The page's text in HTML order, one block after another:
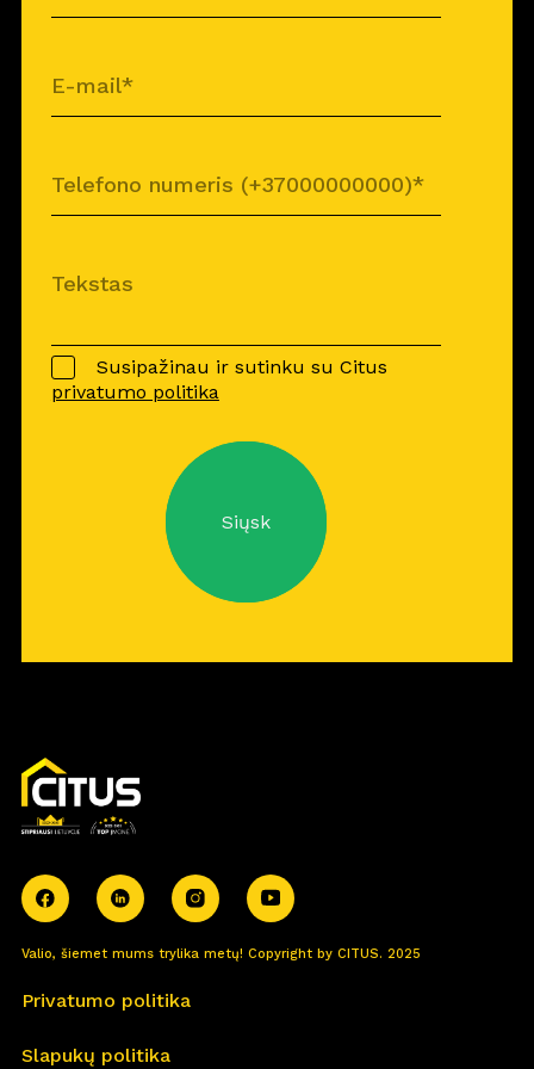
Susipažinau ir sutinku su Citus
privatumo politika
Siųsk
Valio, šiemet mums trylika metų! Copyright by CITUS. 2025
Privatumo politika
Slapukų politika